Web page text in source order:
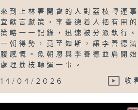
來到上林署開會的人對荔枝轉運事
宜獻言獻策，李善德着人把有用的
策略一一記錄，迅速被分派執行。
一朝得勢，竟至如斯，讓李善德滿
腹感慨。魚朝恩與李善德並肩開始
處理荔枝轉運一事。
14/04/2026 收